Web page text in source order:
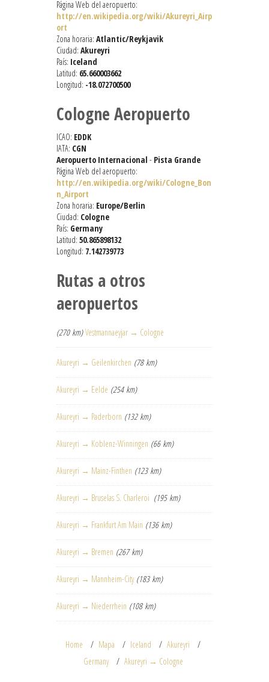
Página Web del aeropuerto:
http://en.wikipedia.org/wiki/Akureyri_Airp
ort
Zona horaria: Atlantic/Reykjavik
Ciudad: Akureyri
País: Iceland
Latitud: 65.660003662
Longitud: -18.072700500
Cologne Aeropuerto
ICAO: EDDK
IATA: CGN
Aeropuerto Internacional - Pista Grande
Página Web del aeropuerto:
http://en.wikipedia.org/wiki/Cologne_Bon
n_Airport
Zona horaria: Europe/Berlin
Ciudad: Cologne
País: Germany
Latitud: 50.865898132
Longitud: 7.142739773
Rutas a otros
aeropuertos
(270 km) Vestmannaeyjar → Cologne
Akureyri → Geilenkirchen (78 km)
Akureyri → Eelde (254 km)
Akureyri → Paderborn (132 km)
Akureyri → Koblenz-Winningen (66 km)
Akureyri → Mainz-Finthen (123 km)
Akureyri → Bruselas S. Charleroi (195 km)
Akureyri → Frankfurt Am Main (136 km)
Akureyri → Bremen (267 km)
Akureyri → Mannheim-City (183 km)
Akureyri → Niederrhein (108 km)
Home Mapa Iceland
Akureyri
Germany
Akureyri → Cologne